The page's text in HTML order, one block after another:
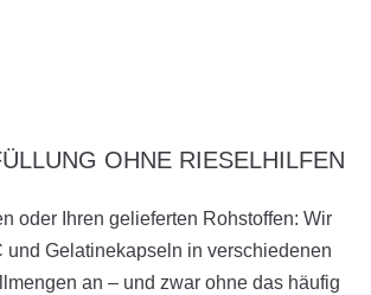
OHNE RIESELHILFEN
oder Ihren gelieferten Rohstoffen: Wir
und Gelatinekapseln in verschiedenen
an – und zwar ohne das häufig